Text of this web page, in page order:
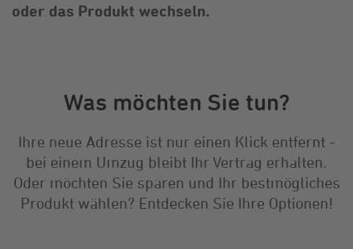
oder das Produkt wechseln.
Was möchten Sie tun?
Ihre neue Adresse ist nur einen Klick entfernt -
bei einem Umzug bleibt Ihr Vertrag erhalten.
Oder möchten Sie sparen und Ihr bestmögliches
Produkt wählen? Entdecken Sie Ihre Optionen!